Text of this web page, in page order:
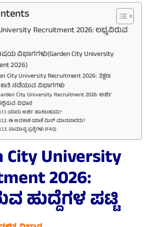
Recruitment 2026: ಲಭ್ಯವಿರುವ
ವಿಭಾಗಗಳು(Garden City University
2026)
City University Recruitment 2026: ತಕ್ಷಣ
ನಡೆಯುವ ವಿಭಾಗಗಳು
City University Recruitment 2026: ಅರ್ಜಿ
ವಿಧಾನ
ಯಾರು ಅರ್ಜಿ ಹಾಕಬಹುದು?
ಈ ಅವಕಾಶ ಯಾಕೆ ಮಿಸ್ ಮಾಡಬಾರದು?
ಸಾಮಾನ್ಯ ಪ್ರಶ್ನೆಗಳು (FAQ)
City University
2026:
ಹುದ್ದೆಗಳ ಪಟ್ಟಿ